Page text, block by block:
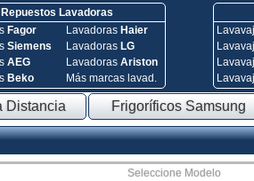
Repuestos Lavadoras
Fagor
Siemens
AEG
Beko
Lavadoras Haier
Lavadoras LG
Lavadoras Ariston
Más marcas lavad.
Distancia Frigoríficos Samsung
Seleccione Modelo